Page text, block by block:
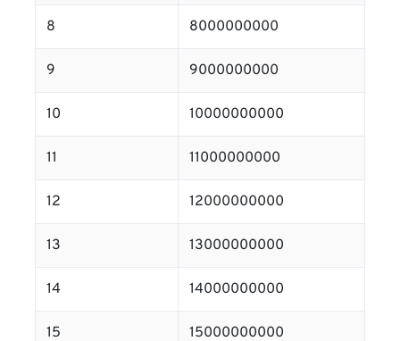
8 8000000000
9 9000000000
10 10000000000
11 11000000000
12 12000000000
13 13000000000
14 14000000000
15 15000000000